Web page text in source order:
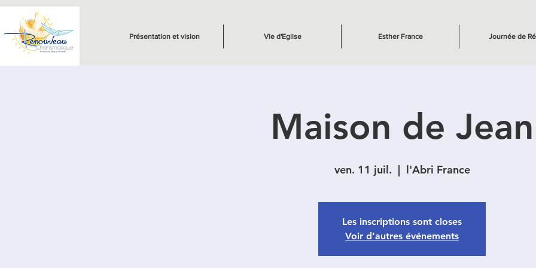
Présentation et vision Vie d'Eglise Esther France Journée de
Maison de Jean
ven. 11 juil.
  |
l'Abri France
Les inscriptions sont closes
Voir d'autres événements